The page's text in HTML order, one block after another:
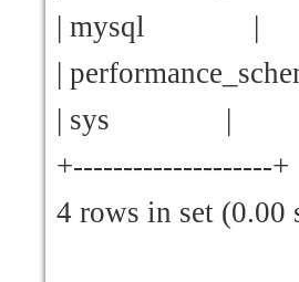
| mysql |
|
| sys |
+--------------------+
4 rows in set (0.00